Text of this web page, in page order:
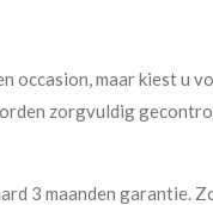
occasion, maar kiest u
zorgvuldig
3 maanden garantie.